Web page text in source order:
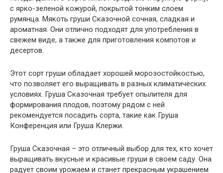
с ярко-зеленой кожурой, покрытой тонким слоем
румянца. Мякоть груши Сказочной сочная, сладкая и
ароматная. Они отлично подходят для употребления в
свежем виде, а также для приготовления компотов и
десертов.
Этот сорт груши обладает хорошей морозостойкостью,
что позволяет его выращивать в разных климатических
условиях. Груша Сказочная требует опылителя для
формирования плодов, поэтому рядом с ней
рекомендуется посадить сорта, такие как Груша
Конференция или Груша Клержи.
Груша Сказочная – это отличный выбор для тех, кто хочет
выращивать вкусные и красивые груши в своем саду. Она
радует своим урожаем и станет прекрасным украшением